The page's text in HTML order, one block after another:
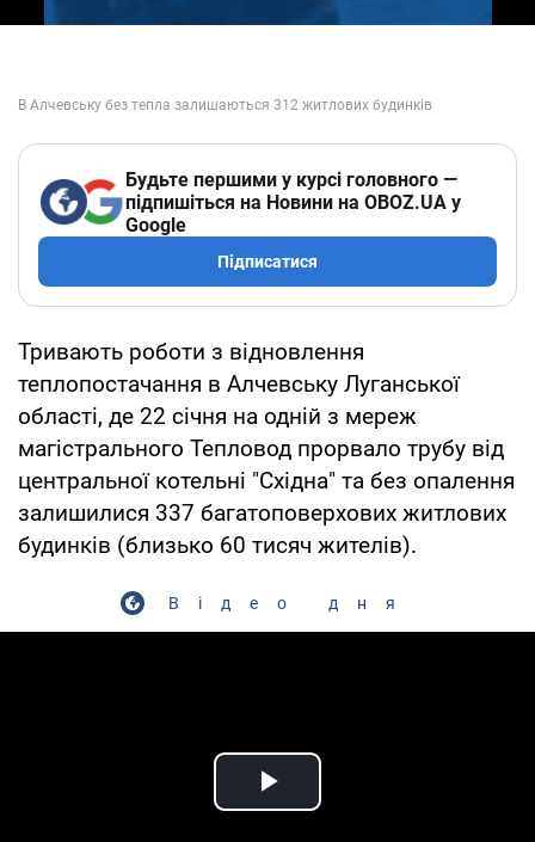
Будьте першими у курсі головного —
підпишіться на Новини на OBOZ.UA у
Google
Підписатися
Тривають роботи з відновлення
теплопостачання в Алчевську Луганської
області, де 22 січня на одній з мереж
магістрального Тепловод прорвало трубу від
центральної котельні "Східна" та без опалення
залишилися 337 багатоповерхових житлових
будинків (близько 60 тисяч жителів).
Відео дня
Play Video